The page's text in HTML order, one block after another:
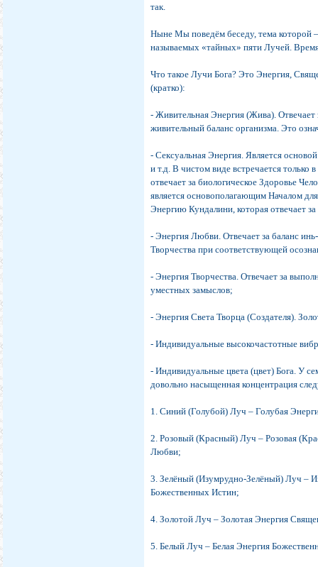
так.
Ныне Мы поведём беседу, тема которой
называемых «тайных» пяти Лучей.
Что такое Лучи Бога? Это Энергия,
(кратко):
- Живительная Энергия (Жива). Отвечает
живительный баланс организма. Это
- Сексуальная Энергия. Является
и т.д. В чистом виде встречается только
отвечает за биологическое Здоровье
является основополагающим Началом
Энергию Кундалини, которая отвечает
- Энергия Любви. Отвечает за баланс
Творчества при соответствующей
- Энергия Творчества. Отвечает за
уместных замыслов;
- Энергия Света Творца (Создателя).
- Индивидуальные высокочастотные
- Индивидуальные цвета (цвет) Бога. У
довольно насыщенная концентрация
1. Синий (Голубой) Луч – Голубая
2. Розовый (Красный) Луч – Розовая
Любви;
3. Зелёный (Изумрудно-Зелёный) Луч –
Божественных Истин;
4. Золотой Луч – Золотая Энергия
5. Белый Луч – Белая Энергия